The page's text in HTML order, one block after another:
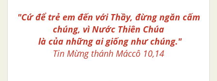
"Cứ để trẻ em đến với Thầy, đừng ngăn cấm
chúng, vì Nước Thiên Chúa
là của những ai giống như chúng."
Tin Mừng thánh Máccô 10,14